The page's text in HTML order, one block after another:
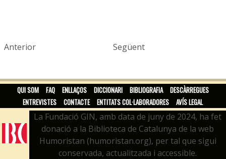
Anterior Següent
QUI SOM FAQ ENLLAÇOS DICCIONARI BIBLIOGRAFIA
DESCÀRREGUES
ENTREVISTES
CONTACTE ENTITATS COL·LABORADORES AVÍS LEGAL
La Fundació GIN, amb data de juny de 2024, ha fet
donació a la Biblioteca de Catalunya de la web
Humoristan (humoristan.org), per tal que sigui
conservada, actualitzada i accessible.